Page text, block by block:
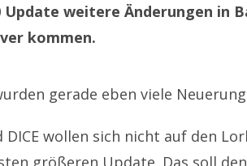
Update weitere Änderungen in
kommen.
gerade eben viele
wollen sich nicht auf den
größeren Update. Das soll